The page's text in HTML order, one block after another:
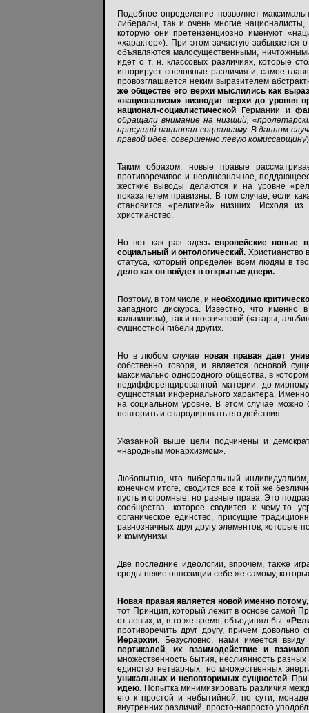
Подобное определение позволяет
либералы, так и очень многие
которую они претензенциозно именуют
«характер»). При этом зачастую забывается
объявляются малосущественными,
идет о т. н. классовых различиях, которые
игнорирует сословные различия и, самое
провозглашается неким выразителем
же обществе его верхи мыслились как
«национализм» низводит верхи до уровня
национал-социалистической Германии и
обращали внимание на низший,
присущий национал-социализмy. В данном
правой идее, совершенно левую комиссарщину
Таким образом, новые правые
противоречивое и неоднозначное,
жесткие выводы делаются и на уровне
показателем правизны. В том случае, если
становится «религией» низших. Исходя
христианство.
Но вот как раз здесьевропейские новые
социальный и онтологический. Христианство
статуса, который определен всем людям в
дело как он войдет в открытые двери.
Поэтому, в том числе, и необходимо
западного дискурса. Известно, что именно
кальвинизм), так и гностической (катары,
сущностной гибели других.
Но в любом случае новая правая дает
собственно говоря, и является основой
максимально однородного общества, в
недифференцированной материи, до-
сущностями инфернального характера.
на социальном уровне. В этом случае
повторить и спародировать его действия.
Указанной выше цели подчинены и
«народным монархизмом».
Любопытно, что либеральный
конечном итоге, сводится все к той же
пусть и огромные, но равные права. Это
сообщества, которое сводится к чему-то
органическое единство, присущие
равнозначных друг другу элементов,
и коммунизм.
Две последние идеологии, впрочем, также
среды некие оппозиции себе же самому,
Новая правая является новой именно
тот Принцип, который лежит в основе самой
от левых, и, в то же время, объединял бы.
противоречить друг другу, причем
Иерархии. Безусловно, нами имеется
вертикалей,их взаимодействие и
множественность бытия, неслиянность
единство нетварных, но множественных
уникальных и неповторимых сущностей.
идею. Попытка минимизировать различия
его к простой и небытийной, по сути,
внутренних различий, просто-напросто